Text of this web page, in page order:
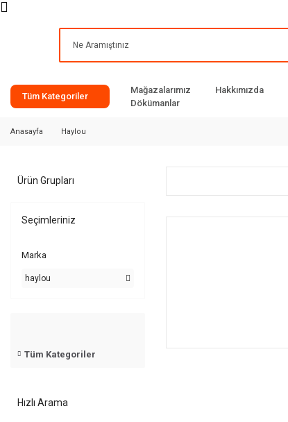
Tüm Kategoriler
Mağazalarımız Hakkımızda
Dökümanlar
Anasayfa Haylou
Ürün Grupları
Seçimleriniz
Marka
haylou
Tüm Kategoriler
Hızlı Arama